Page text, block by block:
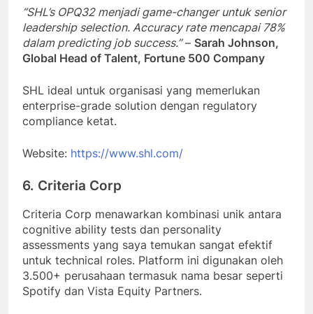
“SHL’s OPQ32 menjadi game-changer untuk senior
leadership selection. Accuracy rate mencapai 78%
dalam predicting job success.”– Sarah Johnson,
Global Head of Talent, Fortune 500 Company
SHL ideal untuk organisasi yang memerlukan
enterprise-grade solution dengan regulatory
compliance ketat.
Website: https://www.shl.com/
6. Criteria Corp
Criteria Corp menawarkan kombinasi unik antara
cognitive ability tests dan personality
assessments yang saya temukan sangat efektif
untuk technical roles. Platform ini digunakan oleh
3.500+ perusahaan termasuk nama besar seperti
Spotify dan Vista Equity Partners.